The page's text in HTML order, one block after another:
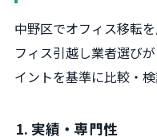
中野区でオフィス移転
フィス引越し業者選び
イントを基準に比較・検
1. 実績・専門性